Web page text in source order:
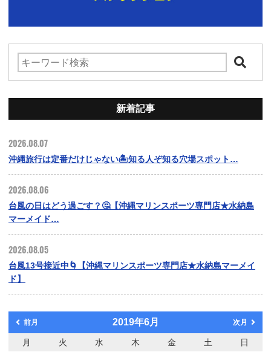
新着記事
2026.08.07
沖縄旅行は定番だけじゃない🏝️知る人ぞ知る穴場スポット…
2026.08.06
台風の日はどう過ごす？🤔【沖縄マリンスポーツ専門店★水納島
マーメイド…
2026.08.05
台風13号接近中🌀【沖縄マリンスポーツ専門店★水納島マーメイ
ド】
前月 2019年6月 次月
月 火 水 木 金 土
日